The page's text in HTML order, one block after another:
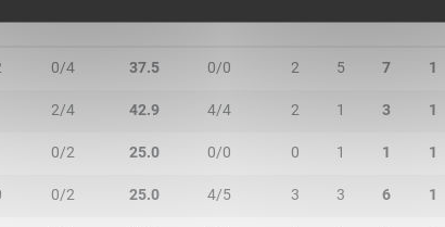
0/4 37.5 0/0 2 5 7 1
2/4 42.9 4/4 2 1 3 1
0/2 25.0 0/0 0 1 1 1
0/2 25.0 4/5 3 3 6 1